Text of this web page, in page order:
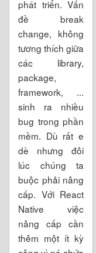
phát triển. Vấn
đề break
change, không
tương thích giữa
các library,
package,
framework, ...
sinh ra nhiều
bug trong phần
mềm. Dù rất e
dè nhưng đôi
lúc chúng ta
buộc phải nâng
cấp. Với React
Native việc
nâng cấp cần
thêm một ít kỳ